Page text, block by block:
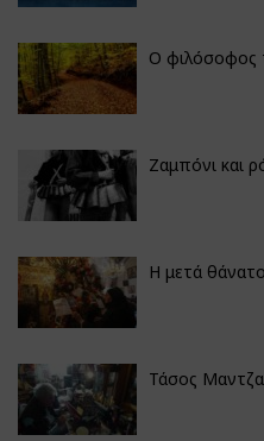
Ο φιλόσοφος
Ζαμπόνι και
Η μετά
Τάσος